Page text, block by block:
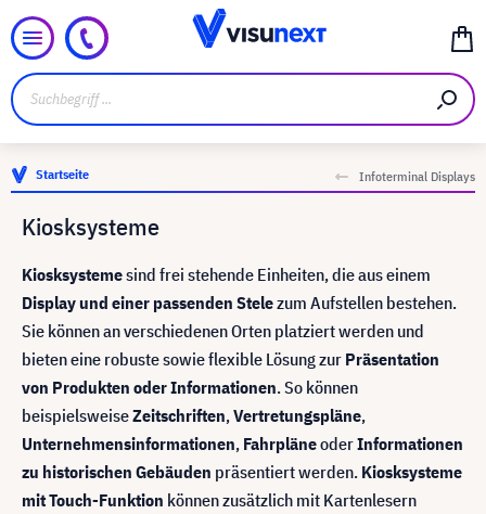
Startseite Infoterminal Displays
Kiosksysteme
Kiosksystemesind frei stehende Einheiten, die aus einem
Display und einer passenden Stelezum Aufstellen bestehen.
Sie können an verschiedenen Orten platziert werden und
bieten eine robuste sowie flexible Lösung zur Präsentation
von Produkten oder Informationen. So können
beispielsweiseZeitschriften,Vertretungspläne,
Unternehmensinformationen, FahrpläneoderInformationen
zu historischen Gebäuden präsentiert werden. Kiosksysteme
mit Touch-Funktion können zusätzlich mit Kartenlesern